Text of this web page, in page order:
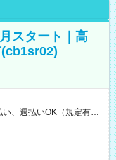
スタート｜高